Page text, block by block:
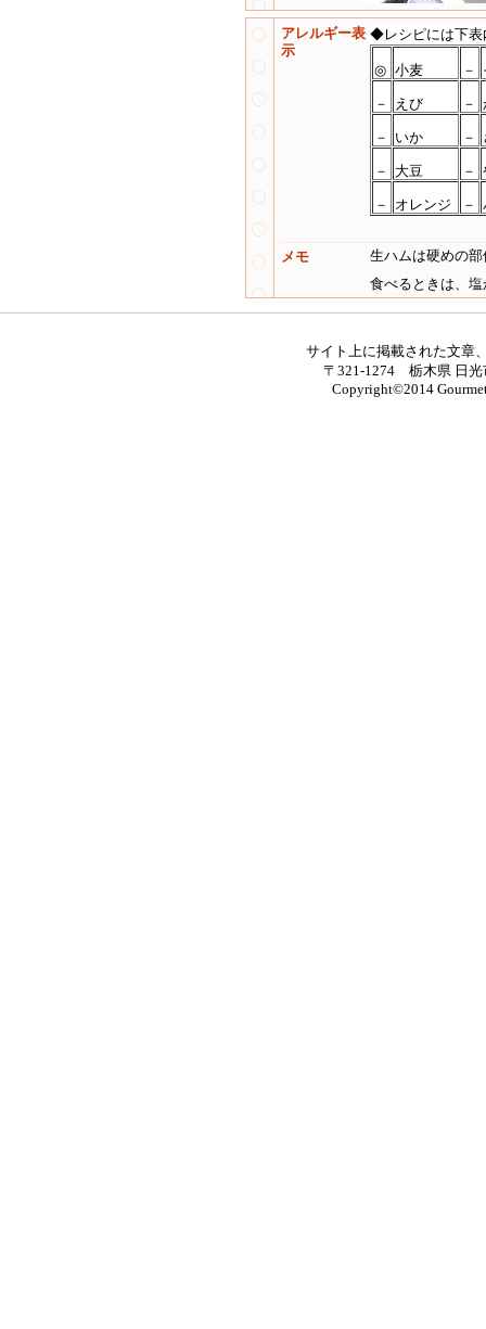
アレルギー表
示
◆レシピには下表
◎ 小麦 －
－ えび －
－ いか －
－ 大豆 －
－ オレンジ －
メモ
生ハムは硬めの
食べるときは、
サイト上に掲載された文章
〒321-1274 栃木県 日
Copyright©2014